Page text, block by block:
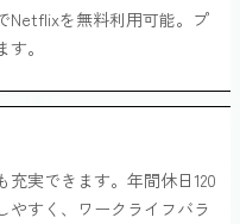
Netflixを無料利用可能。プ
。
実できます。年間休日120
やすく、ワークライフバラ